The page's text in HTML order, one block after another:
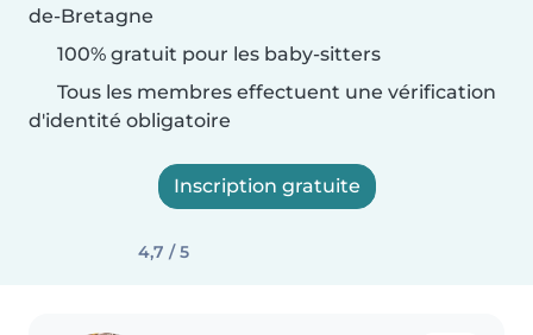
de-Bretagne
100% gratuit pour les baby-sitters
Tous les membres effectuent une vérification
d'identité obligatoire
Inscription gratuite
4,7 / 5